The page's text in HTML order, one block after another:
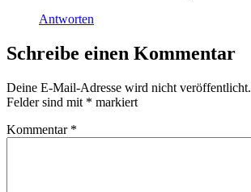
Antworten
Schreibe einen Kommentar
Deine E-Mail-Adresse wird nicht veröffentlicht.
Felder sind mit * markiert
Kommentar *